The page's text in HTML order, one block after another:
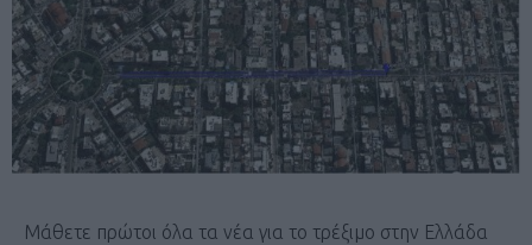
Μάθετε πρώτοι όλα τα νέα για το τρέξιμο στην Ελλάδα